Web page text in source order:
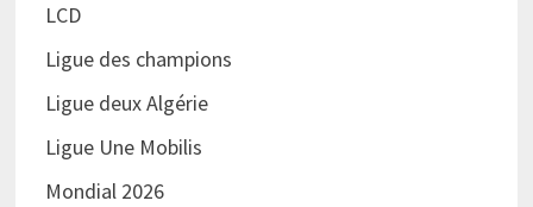
LCD
Ligue des champions
Ligue deux Algérie
Ligue Une Mobilis
Mondial 2026